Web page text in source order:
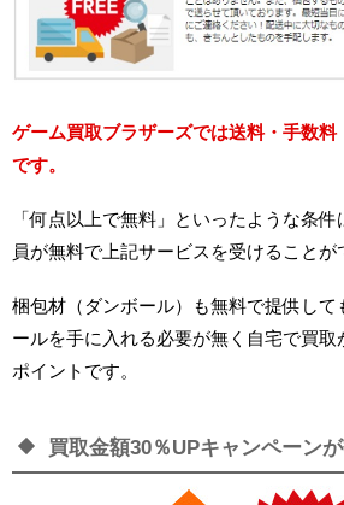
ゲーム買取ブラザーズでは送料・手数料
です。
「何点以上で無料」といったような条
員が無料で上記サービスを受けることが
梱包材（ダンボール）も無料で提供して
ールを手に入れる必要が無く自宅で買取
ポイントです。
買取金額30％UPキャンペーン